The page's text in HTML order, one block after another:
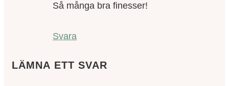
Så många bra finesser!
Svara
LÄMNA ETT SVAR